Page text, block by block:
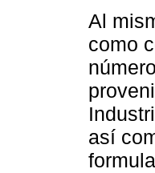
Al
como
así